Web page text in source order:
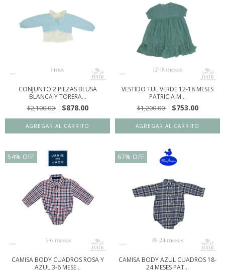
CONJUNTO 2 PIEZAS BLUSA
BLANCA Y TORERA...
$2,100.00
$878.00
VESTIDO TUL VERDE 12-18 MESES
PATRICIA M...
$1,200.00
$753.00
54% OFF
CAMISA BODY CUADROS ROSA Y
AZUL 3-6 MESE...
67% OFF
CAMISA BODY AZUL CUADROS 18-
24 MESES PAT...